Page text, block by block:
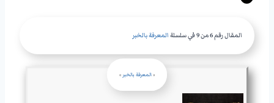
المقال رقم 6 من 9 في سلسلة المعرفة بالخبر
«المعرفة بالخبر »